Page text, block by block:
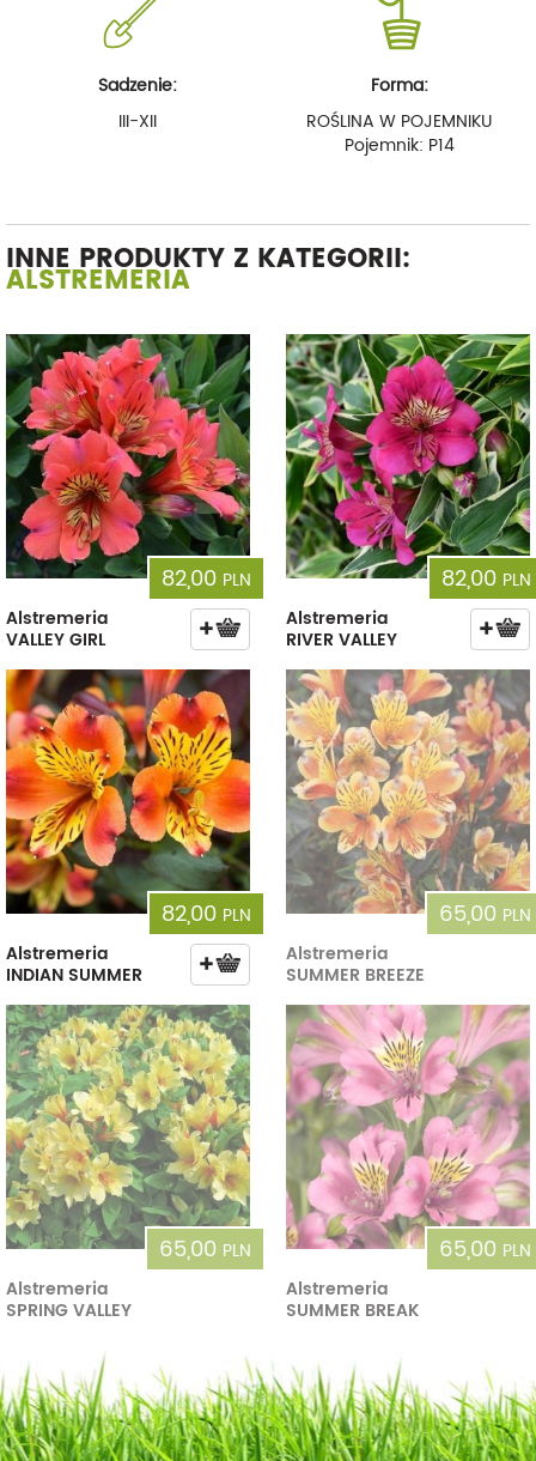
Sadzenie:
III-XII
Forma:
ROŚLINA W POJEMNIKU
Pojemnik: P14
INNE PRODUKTY Z KATEGORII:
ALSTREMERIA
82,00 PLN
Alstremeria
VALLEY GIRL
82,00 PLN
Alstremeria
RIVER VALLEY
82,00 PLN
Alstremeria
INDIAN SUMMER
65,00 PLN
Alstremeria
SUMMER BREEZE
65,00 PLN
Alstremeria
SPRING VALLEY
65,00 PLN
Alstremeria
SUMMER BREAK